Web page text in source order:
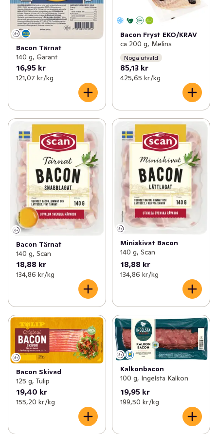
Bacon Tärnat
140 g, Garant
16,95 kr
121,07 kr /kg
Bacon Fryst EKO/KRAV
ca 200 g, Melins
Noga utvald
85,13 kr
425,65 kr /kg
Bacon Tärnat
140 g, Scan
18,88 kr
134,86 kr /kg
Miniskivat Bacon
140 g, Scan
18,88 kr
134,86 kr /kg
Bacon Skivad
125 g, Tulip
19,40 kr
155,20 kr /kg
Kalkonbacon
100 g, Ingelsta Kalkon
19,95 kr
199,50 kr /kg